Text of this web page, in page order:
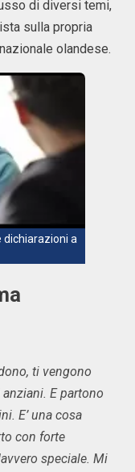
di diversi temi,
sulla propria
olandese.
dichiarazioni a
ti vengono
E partono
E’ una cosa
con forte
speciale. Mi